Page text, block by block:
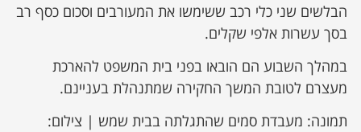
הבלשים שני כלי רכב ששימשו את המעורבים וסכום כסף רב
בסך עשרות אלפי שקלים.
במהלך השבוע הם הובאו בפני בית המשפט להארכת
מעצרם לטובת המשך החקירה שמתנהלת בעניינם.
תמונה: מעבדת סמים שהתגלתה בבית שמש | צילום: